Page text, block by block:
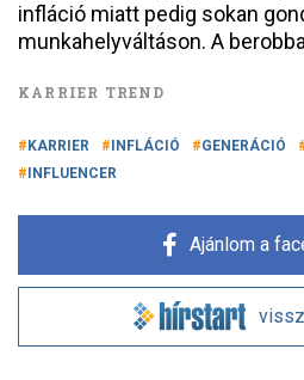
infláció miatt pedig sokan
munkahelyváltáson. A
KARRIER TREND
KARRIER INFLÁCIÓ GENERÁCIÓ
INFLUENCER
Ajánlom a